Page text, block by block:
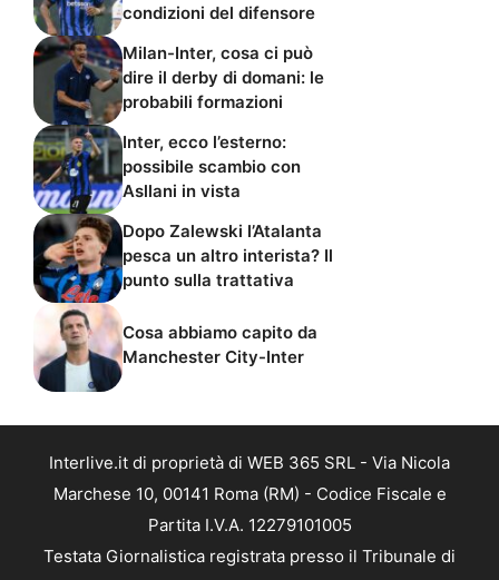
condizioni del difensore
Milan-Inter, cosa ci può
dire il derby di domani: le
probabili formazioni
Inter, ecco l’esterno:
possibile scambio con
Asllani in vista
Dopo Zalewski l’Atalanta
pesca un altro interista? Il
punto sulla trattativa
Cosa abbiamo capito da
Manchester City-Inter
Interlive.it di proprietà di WEB 365 SRL - Via Nicola
Marchese 10, 00141 Roma (RM) - Codice Fiscale e
Partita I.V.A. 12279101005
Testata Giornalistica registrata presso il Tribunale di